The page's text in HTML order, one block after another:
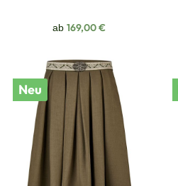
Regulärer Preis:
ab 169,00 €
Neu